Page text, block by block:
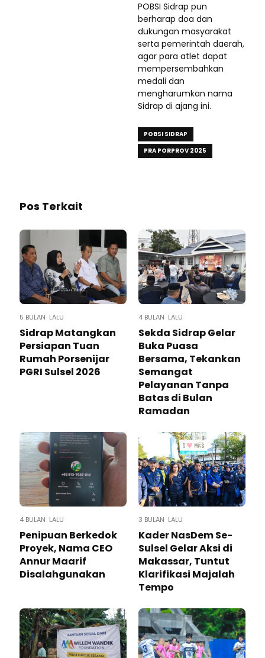
POBSI Sidrap pun
berharap doa dan
dukungan masyarakat
serta pemerintah daerah,
agar para atlet dapat
mempersembahkan
medali dan
mengharumkan nama
Sidrap di ajang ini.
POBSI SIDRAP
PRA PORPROV 2025
Pos Terkait
5 BULAN LALU
Sidrap Matangkan
Persiapan Tuan
Rumah Porsenijar
PGRI Sulsel 2026
4 BULAN LALU
Sekda Sidrap Gelar
Buka Puasa
Bersama, Tekankan
Semangat
Pelayanan Tanpa
Batas di Bulan
Ramadan
4 BULAN LALU
Penipuan Berkedok
Proyek, Nama CEO
Annur Maarif
Disalahgunakan
3 BULAN LALU
Kader NasDem Se-
Sulsel Gelar Aksi di
Makassar, Tuntut
Klarifikasi Majalah
Tempo